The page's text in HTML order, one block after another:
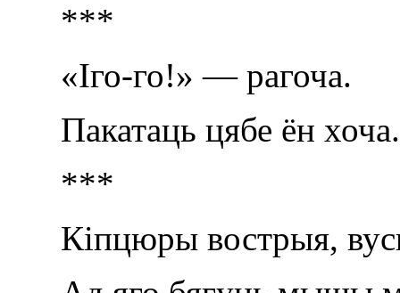
***
«Іго-го!» — рагоча.
Пакатаць цябе ён
***
Кіпцюры вострыя,